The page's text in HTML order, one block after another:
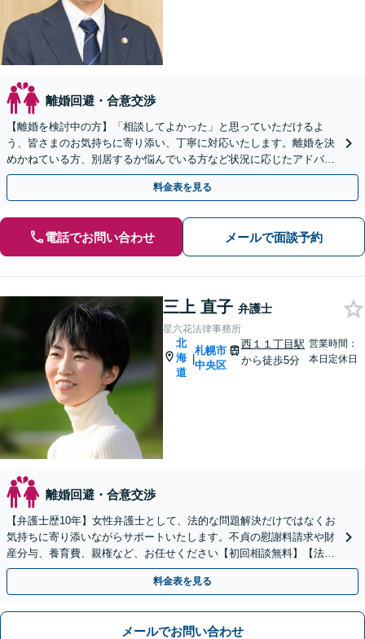
離婚回避・合意交渉
【離婚を検討中の方】「相談してよかった」と思っていただけるよ
う、皆さまのお気持ちに寄り添い、丁寧に対応いたします。離婚を決
めかねている方、別居するか悩んでいる方など状況に応じたアドバイ
スも実施。離婚・男女問題に幅広くご相談可能です
料金表を見る
電話でお問い合わせ メールで面談予約
三上 直子 弁護士
星六花法律事務所
北
海
道
|
札幌市
中央区
西１１丁目駅
から徒歩5分
営業時間：
本日定休日
離婚回避・合意交渉
【弁護士歴10年】女性弁護士として、法的な問題解決だけではなくお
気持ちに寄り添いながらサポートいたします。不貞の慰謝料請求や財
産分与、養育費、親権など、お任せください【初回相談無料】【法テ
ラス利用可】【子連れ相談可】【西11丁目駅5分】
料金表を見る
メールでお問い合わせ